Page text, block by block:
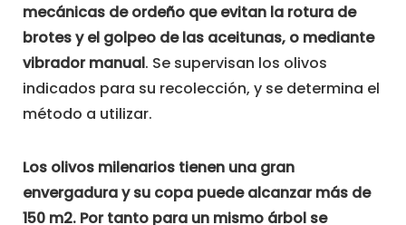
mecánicas de ordeño que evitan la rotura de
brotes y el golpeo de las aceitunas, o mediante
vibrador manual. Se supervisan los olivos
indicados para su recolección, y se determina el
método a utilizar.
Los olivos milenarios tienen una gran
envergadura y su copa puede alcanzar más de
150 m2. Por tanto para un mismo árbol se